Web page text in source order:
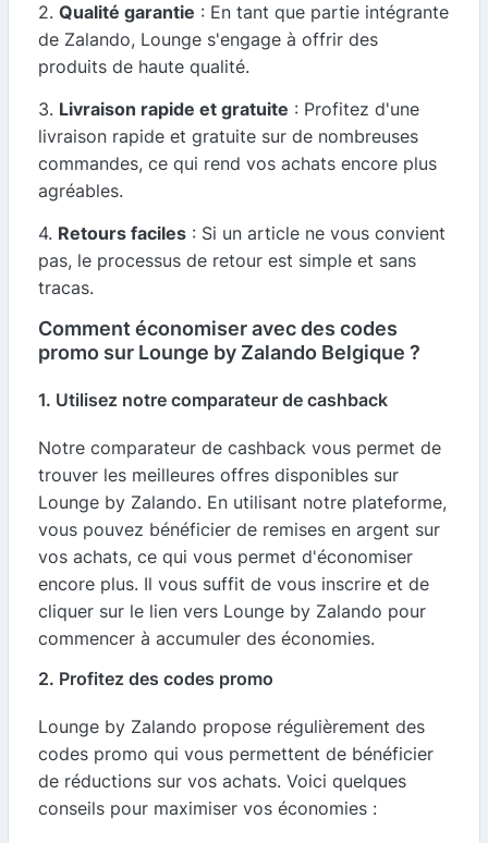
2. Qualité garantie : En tant que partie intégrante
de Zalando, Lounge s'engage à offrir des
produits de haute qualité.
3. Livraison rapide et gratuite : Profitez d'une
livraison rapide et gratuite sur de nombreuses
commandes, ce qui rend vos achats encore plus
agréables.
4. Retours faciles : Si un article ne vous convient
pas, le processus de retour est simple et sans
tracas.
Comment économiser avec des codes
promo sur Lounge by Zalando Belgique ?
1. Utilisez notre comparateur de cashback
Notre comparateur de cashback vous permet de
trouver les meilleures offres disponibles sur
Lounge by Zalando. En utilisant notre plateforme,
vous pouvez bénéficier de remises en argent sur
vos achats, ce qui vous permet d'économiser
encore plus. Il vous suffit de vous inscrire et de
cliquer sur le lien vers Lounge by Zalando pour
commencer à accumuler des économies.
2. Profitez des codes promo
Lounge by Zalando propose régulièrement des
codes promo qui vous permettent de bénéficier
de réductions sur vos achats. Voici quelques
conseils pour maximiser vos économies :